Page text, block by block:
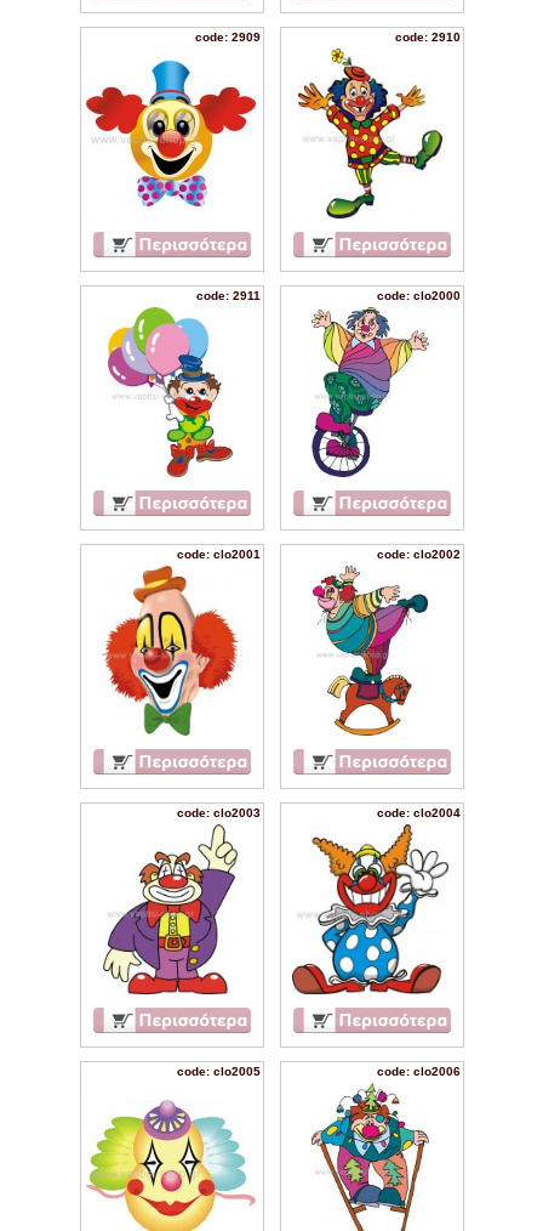
code: 2909 code: 2910
code: 2911 code: clo2000
code: clo2001 code: clo2002
code: clo2003 code: clo2004
code: clo2005 code: clo2006